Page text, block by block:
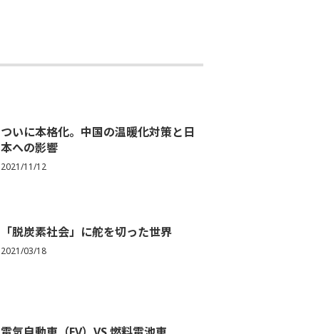
ついに本格化。中国の温暖化対策と日
本への影響
2021/11/12
「脱炭素社会」に舵を切った世界
2021/03/18